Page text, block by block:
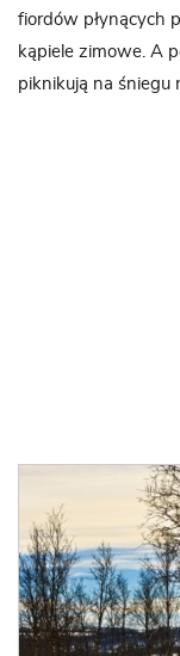
fiordów płynących
kąpiele zimowe. A
piknikują na śniegu